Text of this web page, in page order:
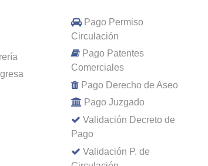
Pago Permiso
Circulación
Pago Patentes
Comerciales
Pago Derecho de Aseo
Pago Juzgado
Validación Decreto de
Pago
Validación P. de